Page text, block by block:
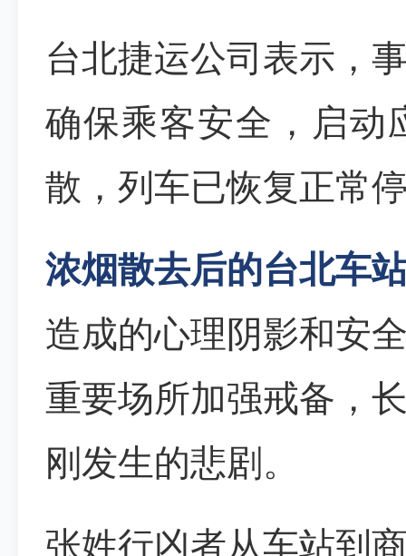
台北捷运公司表示，
确保乘客安全，启动
散，列车已恢复正常
浓烟散去后的台北车
造成的心理阴影和安
重要场所加强戒备，
刚发生的悲剧。
张姓行凶者从车站到